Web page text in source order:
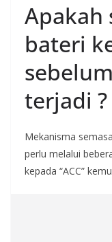
Apakah
bateri
terjadi ?
Mekanisma
perlu melalui
kepada “ACC”